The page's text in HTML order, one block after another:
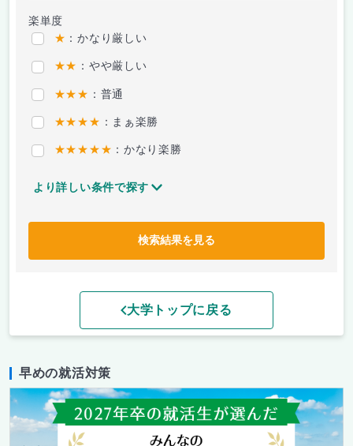
楽単度
★ ：かなり厳しい
★★ ：やや厳しい
★★★ ：普通
★★★★ ：まぁ楽勝
★★★★★ ：かなり楽勝
より詳しい条件で探す
検索結果を見る
大学トップに戻る
早めの就活対策